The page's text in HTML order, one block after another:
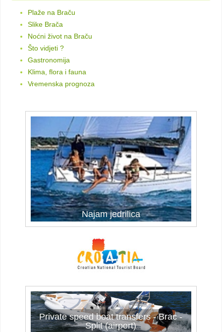
Plaže na Braču
Slike Brača
Noćni život na Braču
Što vidjeti ?
Gastronomija
Klima, flora i fauna
Vremenska prognoza
Najam jedrilica
Najam jedrilica
Private speed boat transfers - Brac -
Split (airport)
Private speed boat transfers - Brac -
Split (airport)